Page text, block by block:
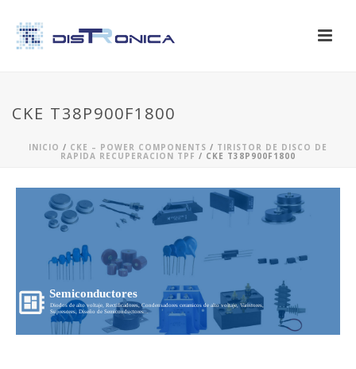
CKE T38P900F1800
INICIO / CKE – POWER COMPONENTS / TIRISTOR DE DISCO DE
RAPIDA RECUPERACION TPF / CKE T38P900F1800
Semiconductores
Diodos de alto voltaje, Rectificadores, Condensadores ceramicos de alto voltaje, Varistores,
Supresores, Diseño de Semiconductores...